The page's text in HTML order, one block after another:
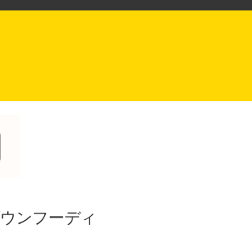
ンフーディ